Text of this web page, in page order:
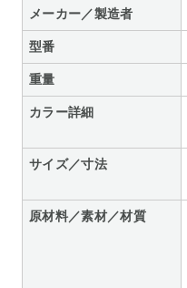
メーカー／製造者
型番
重量
カラー詳細
サイズ／寸法
原材料／素材／材質